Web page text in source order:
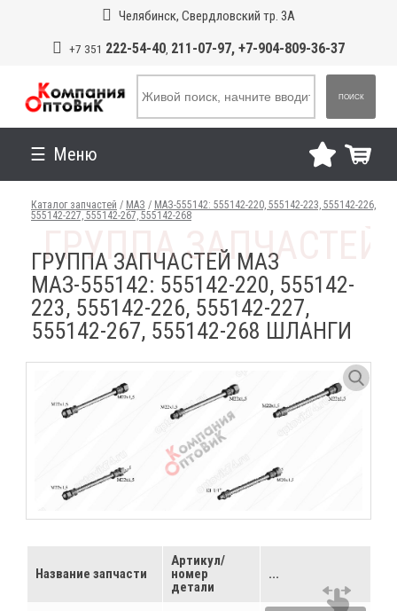
Челябинск, Свердловский тр. 3А
+7 351 222-54-40, 211-07-97, +7-904-809-36-37
ПОИСК
Меню
Каталог запчастей / МАЗ / МАЗ-555142: 555142-220, 555142-223, 555142-226,
555142-227, 555142-267, 555142-268
ГРУППА ЗАПЧАСТЕЙ МАЗ
МАЗ-555142: 555142-220, 555142-
223, 555142-226, 555142-227,
555142-267, 555142-268 ШЛАНГИ
Название запчасти
Артикул/
номер
детали
...